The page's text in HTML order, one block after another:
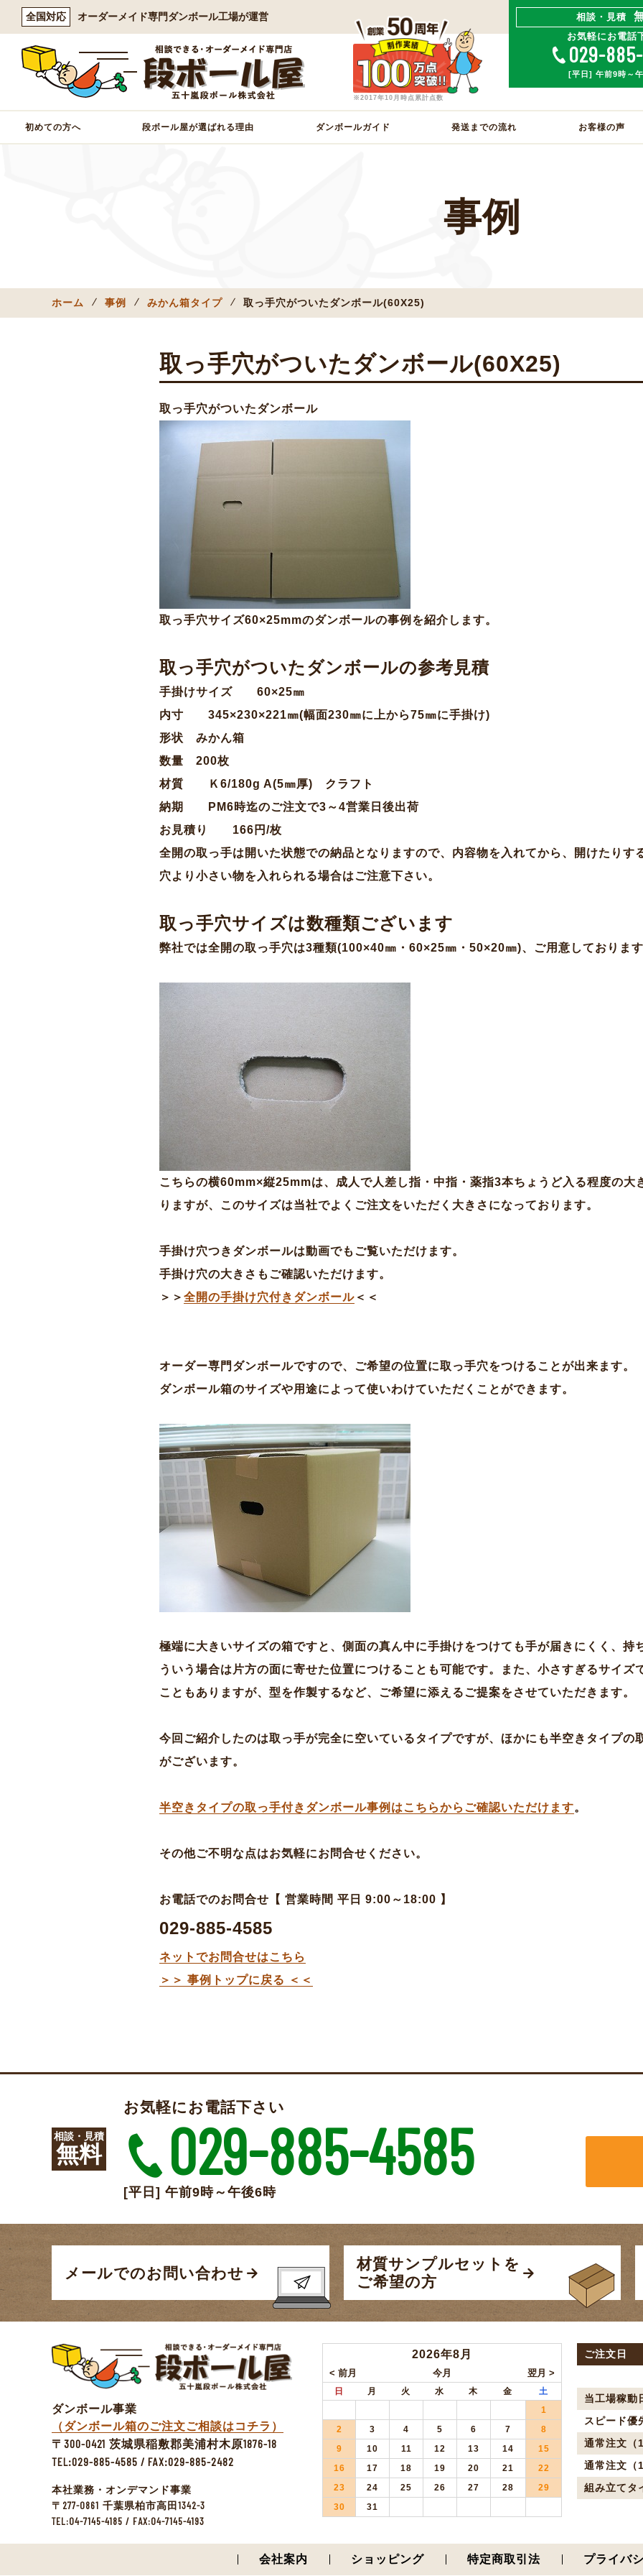
全国対応 オーダーメイド専門ダンボール工場が運営
※2017年10月時点累計点数
相談・見積
お気軽にお電話
029-
[平日] 午前9時～
初めての方へ 段ボール屋が選ばれる理由 ダンボールガイド 発送までの流れ お客様の声
事例
ホーム 事例 みかん箱タイプ 取っ手穴がついたダンボール(60X25)
取っ手穴がついたダンボール(60X25)
取っ手穴がついたダンボール
取っ手穴サイズ60×25mmのダンボールの事例を紹介します。
取っ手穴がついたダンボールの参考見積
手掛けサイズ 60×25㎜
内寸 345×230×221㎜(幅面230㎜に上から75㎜に手掛け)
形状 みかん箱
数量 200枚
材質 Ｋ6/180g A(5㎜厚) クラフト
納期 PM6時迄のご注文で3～4営業日後出荷
お見積り 166円/枚
全開の取っ手は開いた状態での納品となりますので、内容物を入れてから、開けたりす
穴より小さい物を入れられる場合はご注意下さい。
取っ手穴サイズは数種類ございます
弊社では全開の取っ手穴は3種類(100×40㎜・ 60×25㎜・ 50×20㎜)、ご用意しております
こちらの横60mm×縦25mmは、成人で人差し指・中指・薬指3本ちょうど入る程度の大
りますが、このサイズは当社でよくご注文をいただく大きさになっております。
手掛け穴つきダンボールは動画でもご覧いただけます。
手掛け穴の大きさもご確認いただけます。
＞＞ 全開の手掛け穴付きダンボール ＜＜
オーダー専門ダンボールですので、ご希望の位置に取っ手穴をつけることが出来ます。
ダンボール箱のサイズや用途によって使いわけていただくことができます。
極端に大きいサイズの箱ですと、側面の真ん中に手掛けをつけても手が届きにくく、持
ういう場合は片方の面に寄せた位置につけることも可能です。また、小さすぎるサイズ
こともありますが、型を作製するなど、ご希望に添えるご提案をさせていただきます。
今回ご紹介したのは取っ手が完全に空いているタイプですが、ほかにも半空きタイプの
がございます。
半空きタイプの取っ手付きダンボール事例はこちらからご確認いただけます。
その他ご不明な点はお気軽にお問合せください。
お電話でのお問合せ【 営業時間 平日 9:00～18:00 】
029-885-4585
ネットでお問合せはこちら
＞＞ 事例トップに戻る ＜＜
相談・見積
無料
お気軽にお電話下さい
029-885-4585
[平日] 午前9時～午後6時
メールでのお問い合わせ
材質サンプルセットを
ご希望の方
ダンボール事業
（ダンボール箱のご注文ご相談はコチラ）
〒 300-0421 茨城県稲敷郡美浦村木原1876-18
TEL:029-885-4585 / FAX:029-885-2482
本社業務・オンデマンド事業
〒 277-0861 千葉県柏市高田1342-3
TEL:04-7145-4185 / FAX:04-7145-4193
2026年8月
日 月 火 水 木 金
土
1
2
3 4 5 6 7
8
9
10 11 12 13 14
15
16
17 18 19 20 21
22
23
24 25 26 27 28
29
30
31
ご注文日
当工場稼動
スピード優
通常注文（
通常注文（
組み立てタ
会社案内 ショッピング 特定商取引法 プライバ